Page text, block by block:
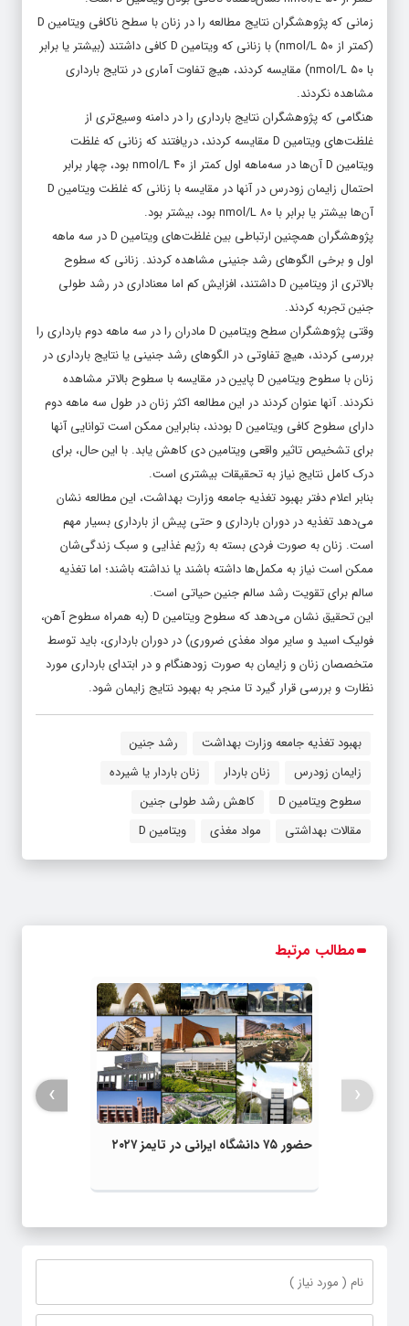
زمانی که پژوهشگران نتایج مطالعه را در زنان با سطح ناکافی ویتامین D
(کمتر از ۵۰ nmol/L) با زنانی که ویتامین D کافی داشتند (بیشتر یا برابر
با ۵۰ nmol/L) مقایسه کردند، هیچ تفاوت آماری در نتایج بارداری
مشاهده نکردند.
هنگامی که پژوهشگران نتایج بارداری را در دامنه وسیع‌تری از
غلظت‌های ویتامین D مقایسه کردند، دریافتند که زنانی که غلظت
ویتامین D آن‌ها در سه‌ماهه اول کمتر از ۴۰ nmol/L بود، چهار برابر
احتمال زایمان زودرس در آنها در مقایسه با زنانی که غلظت ویتامین D
آن‌ها بیشتر یا برابر با ۸۰ nmol/L بود، بیشتر بود.
پژوهشگران همچنین ارتباطی بین غلظت‌های ویتامین D در سه‌ ماهه
اول و برخی الگوهای رشد جنینی مشاهده کردند. زنانی که سطوح
بالاتری از ویتامین D داشتند، افزایش کم اما معناداری در رشد طولی
جنین تجربه کردند.
وقتی پژوهشگران سطح ویتامین D مادران را در سه‌ ماهه دوم بارداری را
بررسی کردند، هیچ تفاوتی در الگوهای رشد جنینی یا نتایج بارداری در
زنان با سطوح ویتامین D پایین در مقایسه با سطوح بالاتر مشاهده
نکردند. آنها عنوان کردند در این مطالعه اکثر زنان در طول سه ماهه دوم
دارای سطوح کافی ویتامین D بودند، بنابراین ممکن است توانایی آنها
برای تشخیص تاثیر واقعی ویتامین دی کاهش یابد. با این حال، برای
درک کامل نتایج نیاز به تحقیقات بیشتری است.
بنابر اعلام دفتر بهبود تغذیه جامعه وزارت بهداشت، این مطالعه نشان
می‌دهد تغذیه در دوران بارداری و حتی پیش از بارداری بسیار مهم
است. زنان به صورت فردی بسته به رژیم غذایی و سبک زندگی‌شان
ممکن است نیاز به مکمل‌ها داشته باشند یا نداشته باشند؛ اما تغذیه
سالم برای تقویت رشد سالم جنین حیاتی است.
این تحقیق نشان می‌دهد که سطوح ویتامین D (به همراه سطوح آهن،
فولیک اسید و سایر مواد مغذی ضروری) در دوران بارداری، باید توسط
متخصصان زنان و زایمان به صورت زودهنگام و در ابتدای بارداری مورد
نظارت و بررسی قرار گیرد تا منجر به بهبود نتایج زایمان شود.
بهبود تغذیه جامعه وزارت بهداشت
رشد جنین
زایمان زودرس
زنان باردار
زنان باردار یا شیرده
سطوح ویتامین D
کاهش رشد طولی جنین
مقالات بهداشتی
مواد مغذی ویتامین D
مطالب مرتبط
حضور ۷۵ دانشگاه ایرانی در تایمز ۲۰۲۷
‹
›